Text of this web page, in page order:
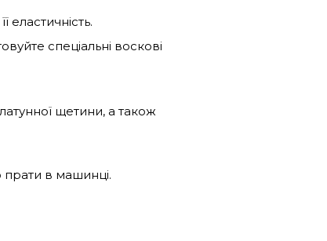
спеціальні воскові
щетини, а також
прати в машинці.